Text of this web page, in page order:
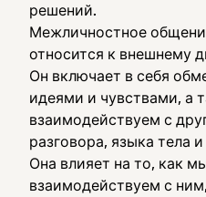
решений.
Межличностное
относится к внешнему
Он включает в себя
идеями и чувствами, а
взаимодействуем с
разговора, языка тела
Она влияет на то, как
взаимодействуем с